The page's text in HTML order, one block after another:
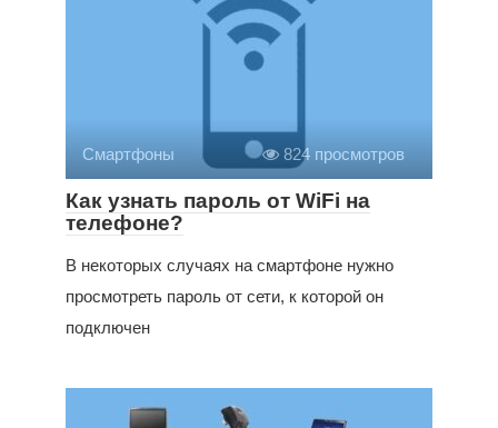
Смартфоны 824 просмотров
Как узнать пароль от WiFi на
телефоне?
В некоторых случаях на смартфоне нужно
просмотреть пароль от сети, к которой он
подключен